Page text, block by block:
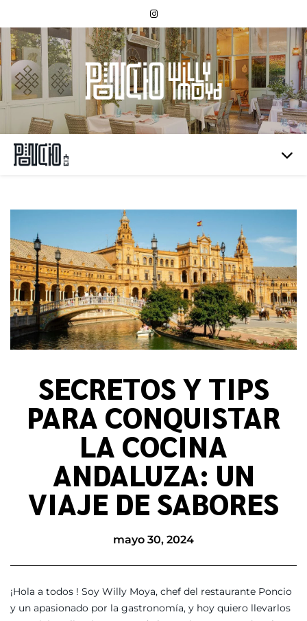
SECRETOS Y TIPS
PARA CONQUISTAR
LA COCINA
ANDALUZA: UN
VIAJE DE SABORES
mayo 30, 2024
¡Hola a todos ! Soy Willy Moya, chef del restaurante Poncio
y un apasionado por la gastronomía, y hoy quiero llevarlos